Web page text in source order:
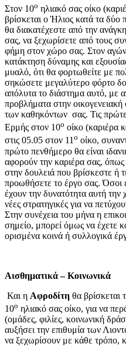
Στον 10ο ηλιακό σας οίκο
βρίσκεται ο Ήλιος κατά τα
θα διακατέχεστε από την
σας, να ξεχωρίσετε από τους
φήμη στον χώρο σας. Στον
κατάκτηση δύναμης και
μυαλό, ότι θα φορτωθείτε με
σηκώσετε μεγαλύτερο φόρτο
απόλυτα το διάστημα αυτό, με
προβλήματα στην
των καθηκόντων σας. Τις
Ερμής στον 10ο οίκο (καριέρα
στις 05.05 στον 11ο οίκο,
πρώτο πενθήμερο θα είναι
αφορούν την καριέρα σας, όπως
στην δουλειά που βρίσκεστε ή
προωθήσετε το έργο σας. Όσοι
έχουν την δυνατότητα αυτή
νέες στρατηγικές για να
Στην συνέχεια του μήνα η
σημείο, μπορεί όμως να έχετε
ορισμένα κοινά ή συλλογικά
Αισθηματικά – Κοινωνικά
Και η Αφροδίτη θα
10ο ηλιακό σας οίκο, για να
(ομάδες, φιλίες, κοινωνική
αυξήσει την επιθυμία των
να ξεχωρίσουν με κάθε τρόπο,